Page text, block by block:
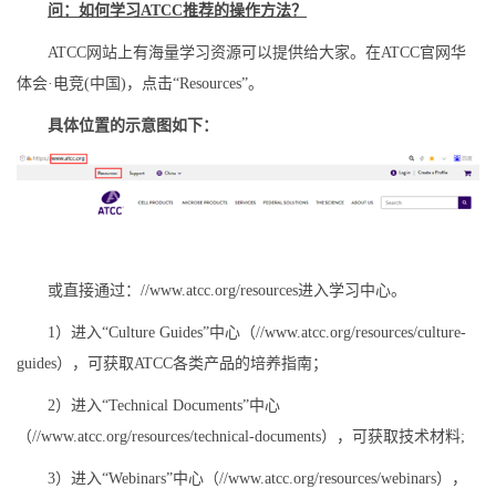
问：如何学习ATCC推荐的操作方法？
ATCC网站上有海量学习资源可以提供给大家。在ATCC官网华
体会·电竞(中国)，点击“Resources”。
具体位置的示意图如下：
或直接通过：//www.atcc.org/resources进入学习中心。
1）进入“Culture Guides”中心（//www.atcc.org/resources/culture-
guides），可获取ATCC各类产品的培养指南；
2）进入“Technical Documents”中心
（//www.atcc.org/resources/technical-documents），可获取技术材料;
3）进入“Webinars”中心（//www.atcc.org/resources/webinars），